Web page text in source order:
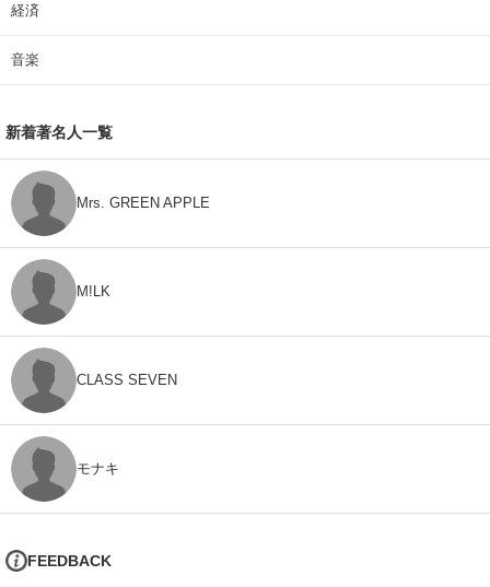
経済
音楽
新着著名人一覧
Mrs. GREEN APPLE
M!LK
CLASS SEVEN
モナキ
FEEDBACK